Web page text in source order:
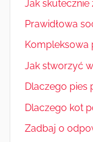
Jak
Prawidłowa
Kompleksowa
Jak stworzyć
Dlaczego pies
Dlaczego kot
Zadbaj o